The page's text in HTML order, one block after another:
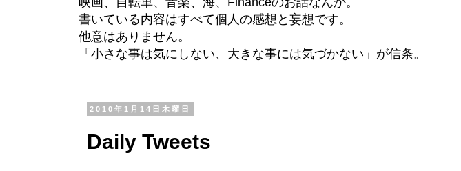
書いている内容はすべて個人の感想と妄想です。
他意はありません。
「小さな事は気にしない、大きな事には気づかない」が信条。
2010年1月14日木曜日
Daily Tweets